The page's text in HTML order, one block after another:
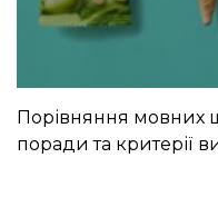
Порівняння мовних
поради та критерії